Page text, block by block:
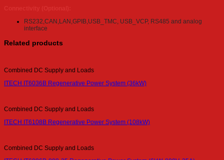
RS232,CAN,LAN,GPIB,USB_TMC, USB_VCP, RS485 and analog
interface
Related products
Combined DC Supply and Loads
ITECH IT6036B Regenerative Power System (36kW)
Combined DC Supply and Loads
ITECH IT6108B Regenerative Power System (108kW)
Combined DC Supply and Loads